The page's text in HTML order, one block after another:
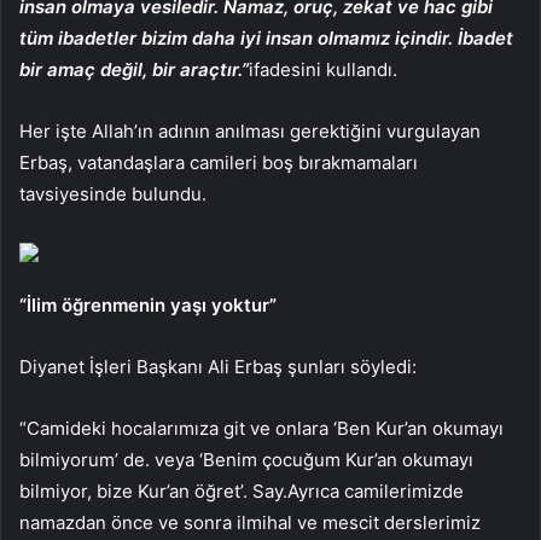
insan olmaya vesiledir. Namaz, oruç, zekat ve hac gibi
tüm ibadetler bizim daha iyi insan olmamız içindir. İbadet
bir amaç değil, bir araçtır.”ifadesini kullandı.
Her işte Allah’ın adının anılması gerektiğini vurgulayan
Erbaş, vatandaşlara camileri boş bırakmamaları
tavsiyesinde bulundu.
“İlim öğrenmenin yaşı yoktur”
Diyanet İşleri Başkanı Ali Erbaş şunları söyledi:
“Camideki hocalarımıza git ve onlara ‘Ben Kur’an okumayı
bilmiyorum’ de. veya ‘Benim çocuğum Kur’an okumayı
bilmiyor, bize Kur’an öğret’. Say.Ayrıca camilerimizde
namazdan önce ve sonra ilmihal ve mescit derslerimiz